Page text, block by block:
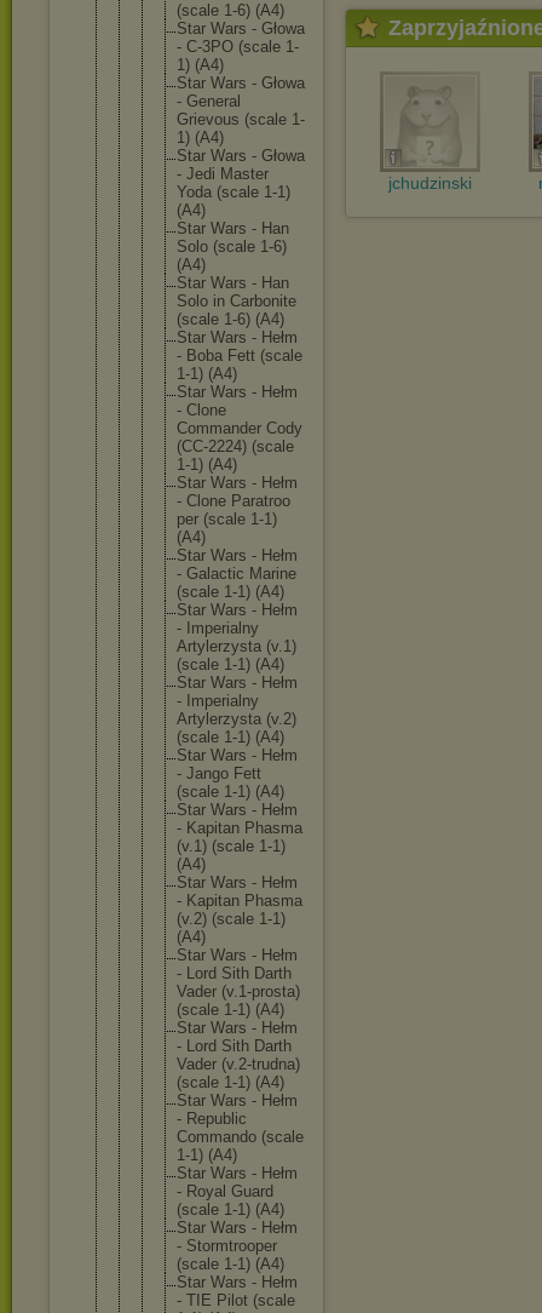
(scale 1-6) (A4)
Star Wars - Głowa
- C-3PO (scale 1-
1) (A4)
Star Wars - Głowa
- General
Grievous (scale 1-
1) (A4)
Star Wars - Głowa
- Jedi Master
Yoda (scale 1-1)
(A4)
Star Wars - Han
Solo (scale 1-6)
(A4)
Star Wars - Han
Solo in Carbonite
(scale 1-6) (A4)
Star Wars - Hełm
- Boba Fett (scale
1-1) (A4)
Star Wars - Hełm
- Clone
Commander Cody
(CC-2224) (scale
1-1) (A4)
Star Wars - Hełm
- Clone Paratroo
per (scale 1-1)
(A4)
Star Wars - Hełm
- Galactic Marine
(scale 1-1) (A4)
Star Wars - Hełm
- Imperial ny
Artylerzysta (v.1)
(scale 1-1) (A4)
Star Wars - Hełm
- Imperial ny
Artylerzysta (v.2)
(scale 1-1) (A4)
Star Wars - Hełm
- Jango Fett
(scale 1-1) (A4)
Star Wars - Hełm
- Kapitan Phasma
(v.1) (scale 1-1)
(A4)
Star Wars - Hełm
- Kapitan Phasma
(v.2) (scale 1-1)
(A4)
Star Wars - Hełm
- Lord Sith Darth
Vader (v.1-prosta)
(scale 1-1) (A4)
Star Wars - Hełm
- Lord Sith Darth
Vader (v.2-trudna)
(scale 1-1) (A4)
Star Wars - Hełm
- Republic
Commando (scale
1-1) (A4)
Star Wars - Hełm
- Royal Guard
(scale 1-1) (A4)
Star Wars - Hełm
- Stormtrooper
(scale 1-1) (A4)
Star Wars - Hełm
- TIE Pilot (scale
jchudzinski